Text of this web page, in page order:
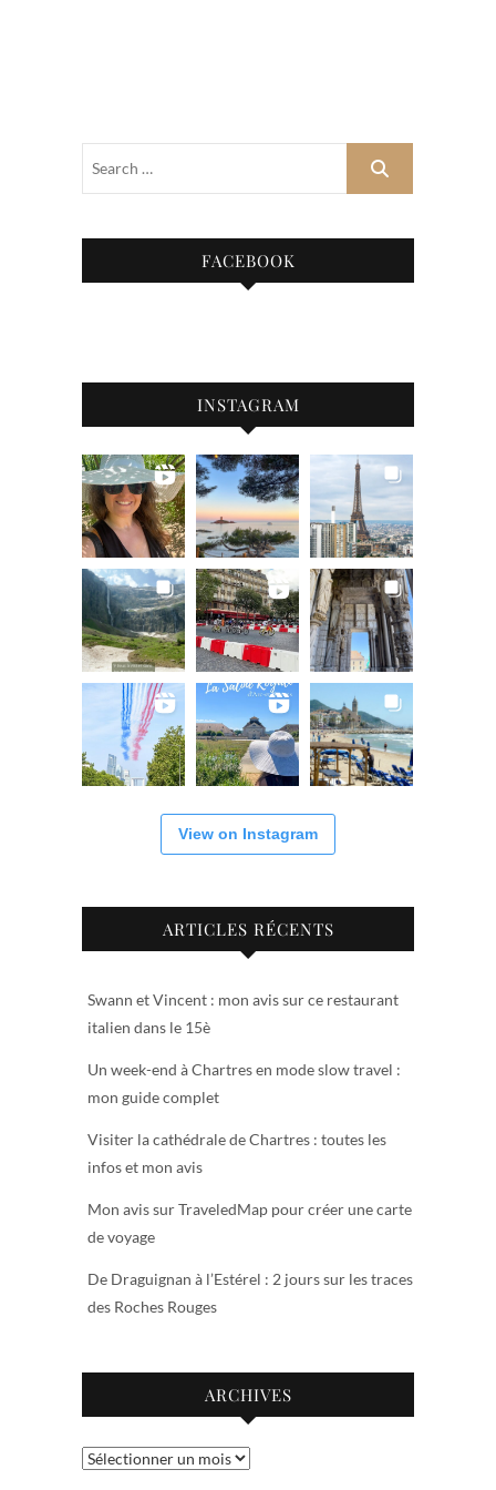
FACEBOOK
INSTAGRAM
View on Instagram
ARTICLES RÉCENTS
Swann et Vincent : mon avis sur ce restaurant
italien dans le 15è
Un week-end à Chartres en mode slow travel :
mon guide complet
Visiter la cathédrale de Chartres : toutes les
infos et mon avis
Mon avis sur TraveledMap pour créer une carte
de voyage
De Draguignan à l’Estérel : 2 jours sur les traces
des Roches Rouges
ARCHIVES
Archives